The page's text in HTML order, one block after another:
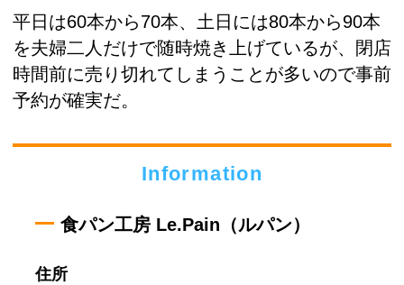
平日は60本から70本、土日には80本から90本
を夫婦二人だけで随時焼き上げているが、閉店
時間前に売り切れてしまうことが多いので事前
予約が確実だ。
Information
食パン工房 Le.Pain（ルパン）
住所